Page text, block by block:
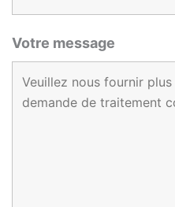
Votre message